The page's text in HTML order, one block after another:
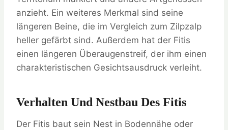
anzieht. Ein weiteres Merkmal sind seine
längeren Beine, die im Vergleich zum Zilpzalp
heller gefärbt sind. Außerdem hat der Fitis
einen längeren Überaugenstreif, der ihm einen
charakteristischen Gesichtsausdruck verleiht.
Verhalten Und Nestbau Des Fitis
Der Fitis baut sein Nest in Bodennähe oder